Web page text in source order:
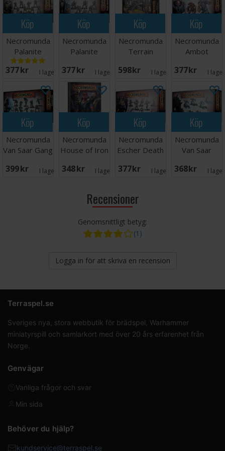
Köp
Necromunda
Palanite
Enforcer
Patrol
377 SEK I lager: 4
Köp
Necromunda
Palanite
Patrol
377 SEK I lager: 2
Köp
Necromunda
Terrain
Stairs
598 SEK I lager: 5
Köp
Necromunda
Ambot
377 SEK I
Köp
Necromunda
Van Saar Gang
399 SEK I lager: 3
Köp
Necromunda
House of Iron
348 SEK I lager: 3
Köp
Necromunda
Escher Death
Run
377 SEK I lager: 1
Köp
Necromunda
Van Saar
cutt
368 SEK I
Recensioner
Genomsnittligt betyg:
(1)
Logga in för att skriva en recension
Terraspel.se
Sveriges nya, stora webbutik för brädspel, Warhammer
miniatyrspill och samlarkort med över 20 års erfarenhet från
Norge.
Genvägar
Vanliga frågor och svar
Min sida
Behöver du hjälp?
kundservice@terraspel.se